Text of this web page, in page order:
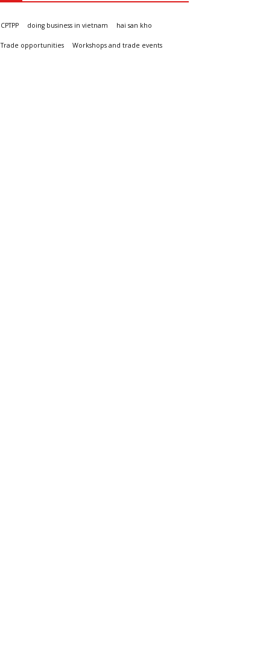
CPTPP doing business in vietnam hai san kho
Trade opportunities Workshops and trade events